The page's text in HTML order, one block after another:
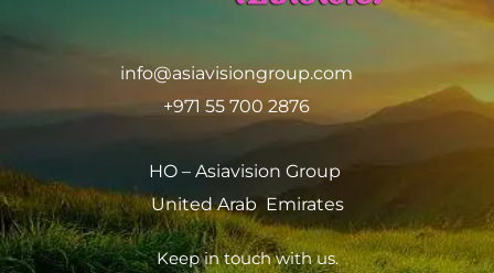
info@asiavisiongroup.com
+971 55 700 2876
HO – Asiavision Group
United Arab Emirates
Keep in touch with us.